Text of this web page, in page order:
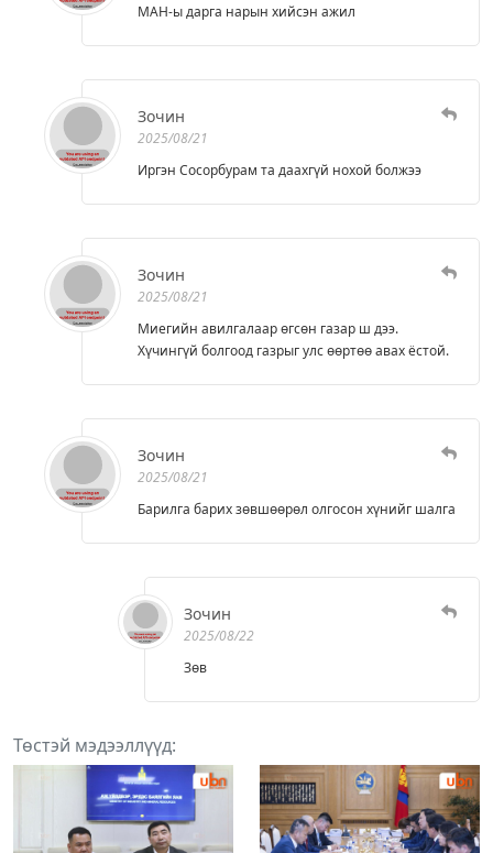
МАН-ы дарга нарын хийсэн ажил
Зочин
2025/08/21
Иргэн Сосорбурам та даахгүй нохой болжээ
Зочин
2025/08/21
Миегийн авилгалаар өгсөн газар ш дээ.
Хүчингүй болгоод газрыг улс өөртөө авах ёстой.
Зочин
2025/08/21
Барилга барих зөвшөөрөл олгосон хүнийг шалга
Зочин
2025/08/22
Зөв
Төстэй мэдээллүүд: